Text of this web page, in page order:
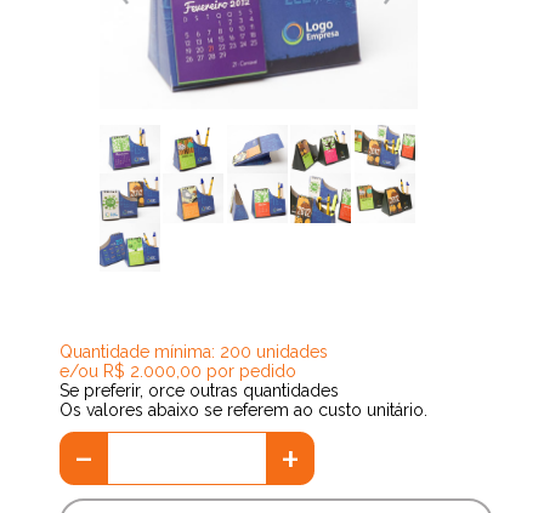
Quantidade mínima: 200 unidades
e/ou R$ 2.000,00 por pedido
Se preferir, orce outras quantidades
Os valores abaixo se referem ao custo unitário.
- +